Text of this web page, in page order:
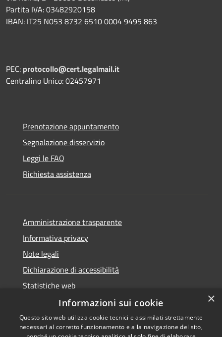
Partita IVA: 03482920158
IBAN: IT25 N053 8732 6510 0004 9495 863
PEC: protocollo@cert.legalmail.it
Centralino Unico: 02457971
Prenotazione appuntamento
Segnalazione disservizio
Leggi le FAQ
Richiesta assistenza
Amministrazione trasparente
Informativa privacy
Note legali
Dichiarazione di accessibilità
Statistiche web
×
Informazioni sui cookie
Questo sito web utilizza cookie tecnici e assimilati strettamente
necessari al corretto funzionamento e alla navigazione del sito,